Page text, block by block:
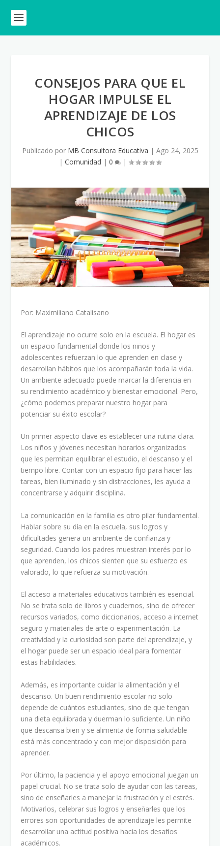
CONSEJOS PARA QUE EL
HOGAR IMPULSE EL
APRENDIZAJE DE LOS
CHICOS
Publicado por MB Consultora Educativa | Ago 24, 2025
| Comunidad | 0 |
Por: Maximiliano Catalisano
El aprendizaje no ocurre solo en la escuela. El hogar es
un espacio fundamental donde los niños y
adolescentes refuerzan lo que aprenden en clase y
desarrollan hábitos que los acompañarán toda la vida.
Un ambiente adecuado puede marcar la diferencia en
su rendimiento académico y bienestar emocional. Pero,
¿cómo podemos preparar nuestro hogar para
potenciar su éxito escolar?
Un primer aspecto clave es establecer una rutina clara.
Los niños y jóvenes necesitan horarios organizados
que les permitan equilibrar el estudio, el descanso y el
tiempo libre. Contar con un espacio fijo para hacer las
tareas, bien iluminado y sin distracciones, les ayuda a
concentrarse y adquirir disciplina.
La comunicación en la familia es otro pilar fundamental.
Hablar sobre su día en la escuela, sus logros y
dificultades genera un ambiente de confianza y
seguridad. Cuando los padres muestran interés por lo
que aprenden, los chicos sienten que su esfuerzo es
valorado, lo que refuerza su motivación.
El acceso a materiales educativos también es esencial.
No se trata solo de libros y cuadernos, sino de ofrecer
recursos variados, como diccionarios, acceso a internet
seguro y materiales de arte o experimentación. La
creatividad y la curiosidad son parte del aprendizaje, y
el hogar puede ser un espacio ideal para fomentar
estas habilidades.
Además, es importante cuidar la alimentación y el
descanso. Un buen rendimiento escolar no solo
depende de cuántos estudiantes, sino de que tengan
una dieta equilibrada y duerman lo suficiente. Un niño
que descansa bien y se alimenta de forma saludable
está más concentrado y con mejor disposición para
aprender.
Por último, la paciencia y el apoyo emocional juegan un
papel crucial. No se trata solo de ayudar con las tareas,
sino de enseñarles a manejar la frustración y el estrés.
Motivarlos, celebrar sus logros y enseñarles que los
errores son oportunidades de aprendizaje les permite
desarrollar una actitud positiva hacia los desafíos
académicos.